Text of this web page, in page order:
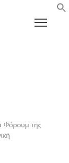
Φόρουμ της